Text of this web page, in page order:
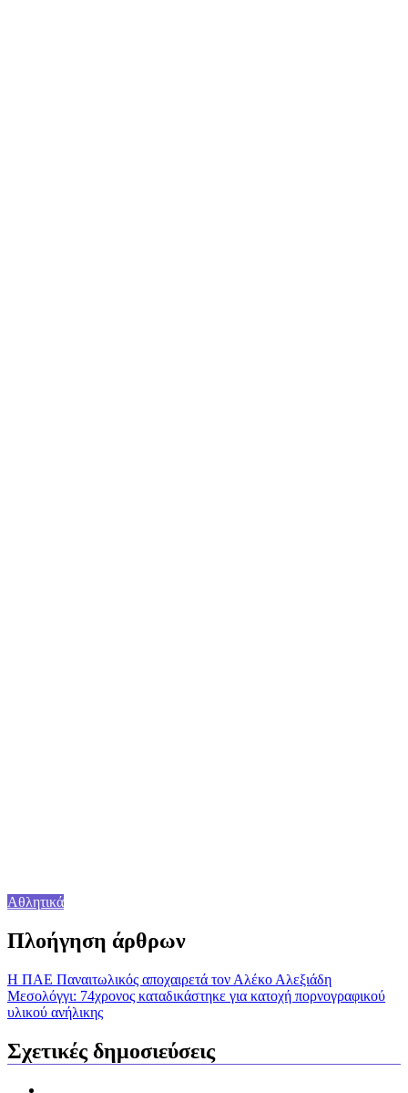
Αθλητικά
Πλοήγηση άρθρων
Η ΠΑΕ Παναιτωλικός αποχαιρετά τον Αλέκο Αλεξιάδη
Μεσολόγγι: 74χρονος καταδικάστηκε για κατοχή πορνογραφικού
υλικού ανήλικης
Σχετικές δημοσιεύσεις